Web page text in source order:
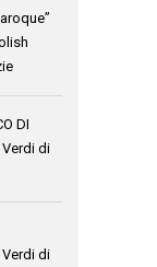
DI
Verdi di
Verdi di